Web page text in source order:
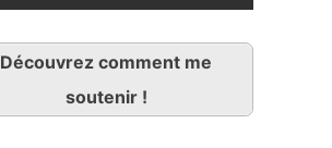
Découvrez comment me
soutenir !